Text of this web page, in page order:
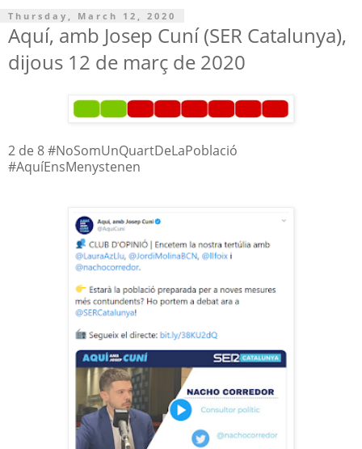
Thursday, March 12, 2020
Aquí, amb Josep Cuní (SER Catalunya),
dijous 12 de març de 2020
2 de 8 #NoSomUnQuartDeLaPoblació
#AquíEnsMenystenen